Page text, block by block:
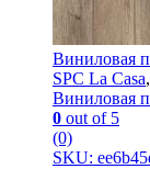
Виниловая
SPC La Casa,
Виниловая
0 out of 5
(0)
SKU: